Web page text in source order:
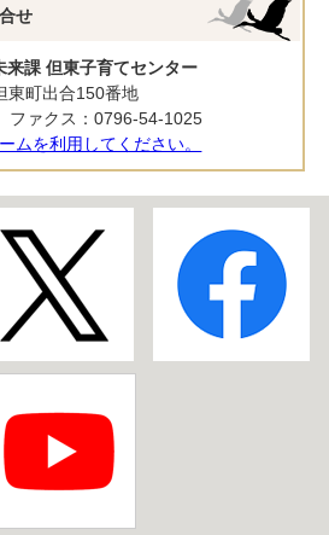
せ
来課 但東子育てセンター
町出合150番地
ァクス：0796-54-1025
ムを利用してください。